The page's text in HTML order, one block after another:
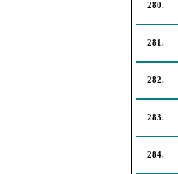
280.
281.
282.
283.
284.